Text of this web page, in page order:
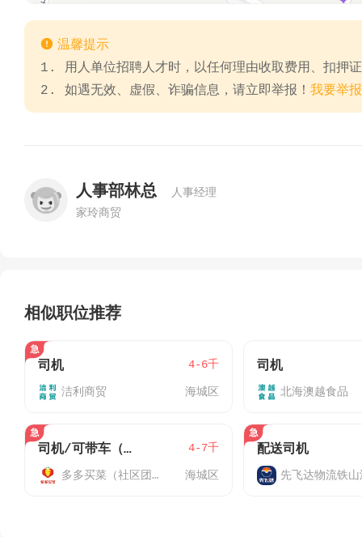
 温馨提示
1. 用人单位招聘人才时，以任何理由收取费用、扣押
2. 如遇无效、虚假、诈骗信息，请立即举报！ 我要举报
人事部林总
人事经理
家玲商贸
相似职位推荐
司机 4-6千
洁利商贸 海城区
司机
北海澳越食品
司机/可带车（止泊园仓） 4-7千
多多买菜（社区团购） 海城区
配送司机